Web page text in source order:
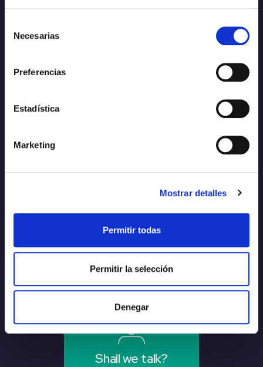
Necesarias
Preferencias
Estadística
Marketing
Mostrar detalles
Permitir todas
Permitir la selección
Denegar
Solutions
The infrastructures we create
tomorrow
View more
Shall we talk?